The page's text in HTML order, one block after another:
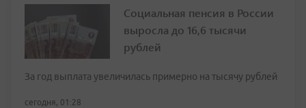
Социальная пенсия в России
выросла до 16,6 тысячи
рублей
За год выплата увеличилась примерно на тысячу рублей
сегодня, 01:28